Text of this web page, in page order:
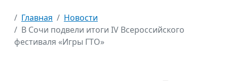
Главная
Новости
В Сочи подвели итоги IV Всероссийского
фестиваля «Игры ГТО»